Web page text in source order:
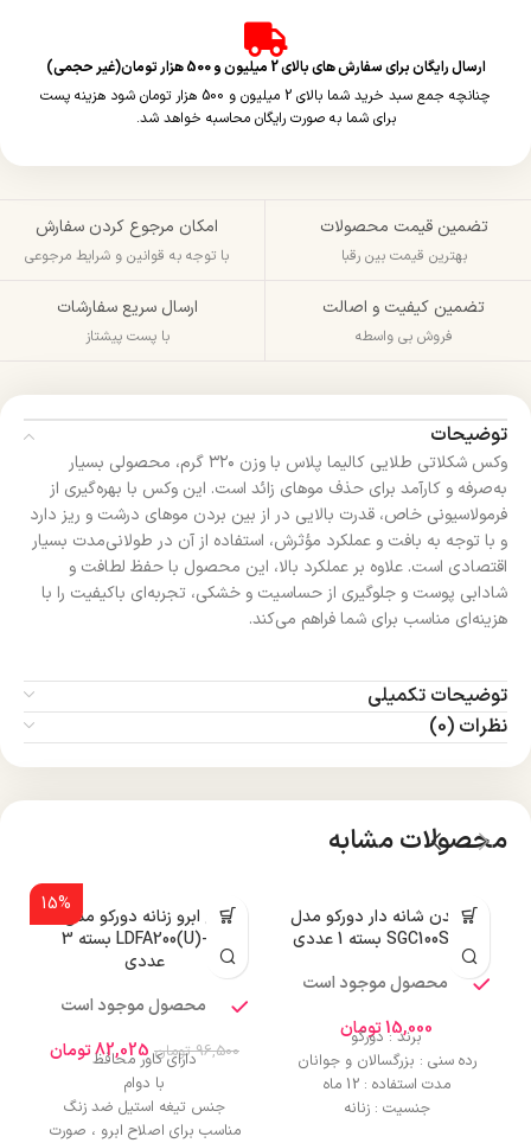
ارسال رایگان برای سفارش های بالای 2 میلیون و 500 هزار تومان(غیر حجمی)
چنانچه جمع سبد خرید شما بالای 2 میلیون و 500 هزار تومان شود هزینه پست
برای شما به صورت رایگان محاسبه خواهد شد.
تضمین قیمت محصولات
بهترین قیمت بین رقبا
امکان مرجوع کردن سفارش
با توجه به قوانین و شرایط مرجوعی
تضمین کیفیت و اصالت
فروش بی واسطه
ارسال سریع سفارشات
با پست پیشتاز
توضیحات
وکس شکلاتی طلایی کالیما پلاس با وزن ۳۲۰ گرم، محصولی بسیار
به‌صرفه و کارآمد برای حذف موهای زائد است. این وکس با بهره‌گیری از
فرمولاسیونی خاص، قدرت بالایی در از بین بردن موهای درشت و ریز دارد
و با توجه به بافت و عملکرد مؤثرش، استفاده از آن در طولانی‌مدت بسیار
اقتصادی است. علاوه بر عملکرد بالا، این محصول با حفظ لطافت و
شادابی پوست و جلوگیری از حساسیت و خشکی، تجربه‌ای باکیفیت را با
هزینه‌ای مناسب برای شما فراهم می‌کند.
توضیحات تکمیلی
نظرات (0)
محصولات مشابه
تیغ بدن شانه دار دورکو مدل
SGC100SB-1P بسته 1 عددی
محصول موجود است
15,000تومان
برند : دورکو
رده سنی : بزرگسالان و جوانان
مدت استفاده : 12 ماه
جنسیت : زنانه
15%
تیغ ابرو زنانه دورکو مدل
LDFA200(U)-3B بسته 3
عددی
محصول موجود است
96,500 تومان 82,025توماندارای کاور محافظ
با دوام
جنس تیغه استیل ضد زنگ
مناسب برای اصلاح ابرو ، صورت